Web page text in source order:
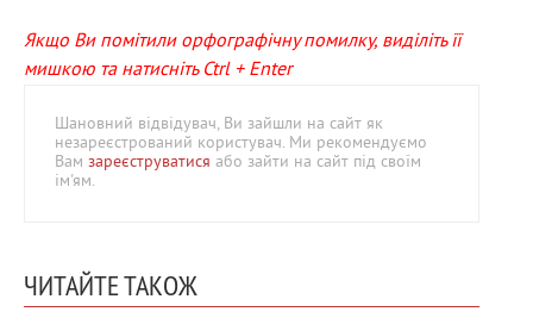
Якщо Ви помітили орфографічну помилку, виділіть її
мишкою та натисніть Ctrl + Enter
Шановний відвідувач, Ви зайшли на сайт як
незареєстрований користувач. Ми рекомендуємо
Вам зареєструватися або зайти на сайт під своїм
ім'ям.
ЧИТАЙТЕ ТАКОЖ